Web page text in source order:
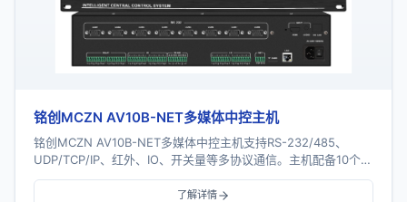
铭创MCZN AV10B-NET多媒体中控主机
铭创MCZN AV10B-NET多媒体中控主机支持RS-232/485、
UDP/TCP/IP、红外、IO、开关量等多协议通信。主机配备10个串
口、8个红外口、8...
了解详情